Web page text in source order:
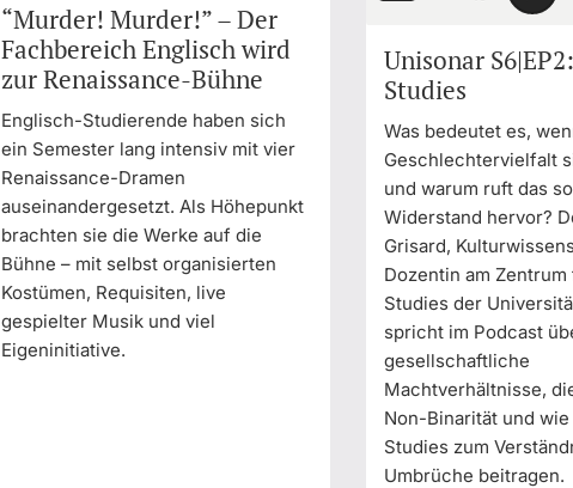
“Murder! Murder!” – Der
Fachbereich Englisch wird
zur Renaissance-Bühne
Englisch-Studierende haben sich
ein Semester lang intensiv mit vier
Renaissance-Dramen
auseinandergesetzt. Als Höhepunkt
brachten sie die Werke auf die
Bühne – mit selbst organisierten
Kostümen, Requisiten, live
gespielter Musik und viel
Eigeninitiative.
Unisonar
Studies
Was bedeutet es,
Geschlechtervielfalt
und warum ruft das
Widerstand hervor?
Grisard,
Dozentin am
Studies der
spricht im Podcast
gesellschaftliche
Machtverhältnisse,
Non-Binarität und
Studies zum
Umbrüche beitragen.